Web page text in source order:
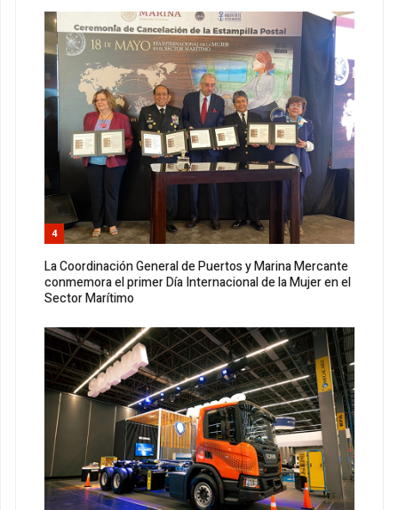
4
La Coordinación General de Puertos y Marina Mercante
conmemora el primer Día Internacional de la Mujer en el
Sector Marítimo